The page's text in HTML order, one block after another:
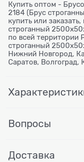
Купить оптом -
2184 (Брус
купить или
строганный
по всей территории
строганный
Нижний Новгород,
Саратов, Волгоград,
Вопросы
Доставка